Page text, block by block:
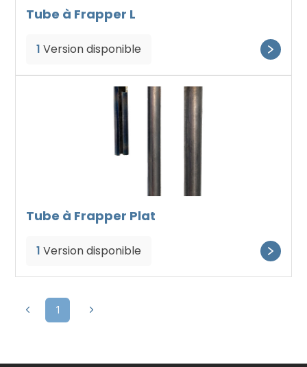
Tube à Frapper L
1 Version disponible
Tube à Frapper Plat
1 Version disponible
1